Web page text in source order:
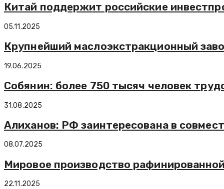
Китай поддержит российские
05.11.2025
Крупнейший маслоэкстракционный
19.06.2025
Собянин: более 750 тысяч человек
31.08.2025
Алиханов: РФ заинтересована в
08.07.2025
Мировое производство
22.11.2025